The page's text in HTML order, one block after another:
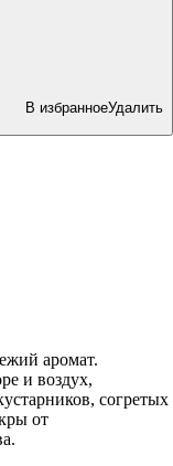
В избранноеУдалить
аромат.
и воздух,
согретых
от